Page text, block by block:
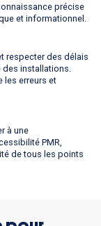
précise
et informationnel.
respecter des délais
des installations.
les erreurs et
à une
PMR,
de tous les points